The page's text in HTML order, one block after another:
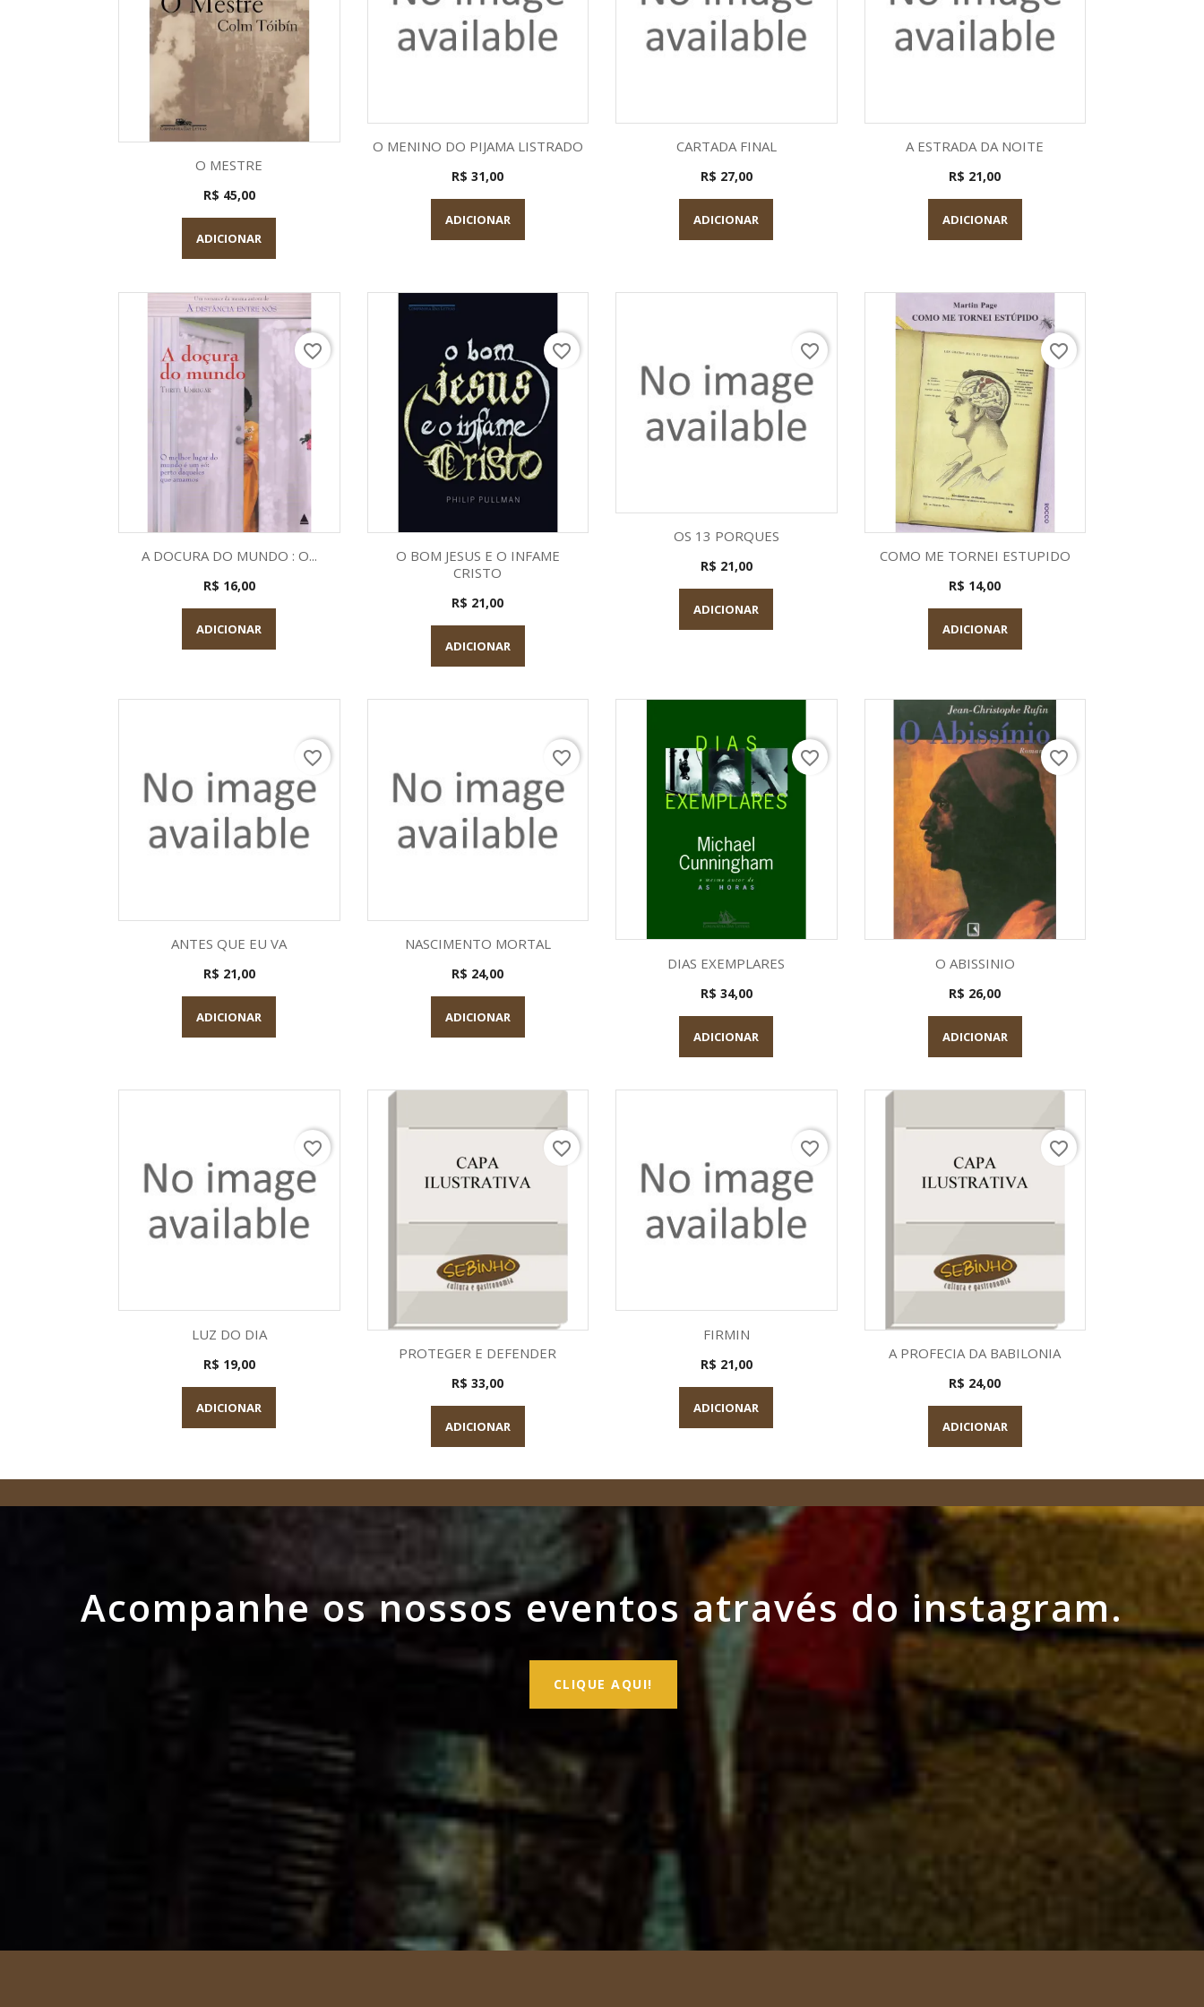
Visualização rápida
O MESTRE
R$ 45,00
ADICIONAR
Visualização rápida
O MENINO DO PIJAMA LISTRADO
R$ 31,00
ADICIONAR
Visualização rápida
CARTADA FINAL
R$ 27,00
ADICIONAR
Visualização rápida
A ESTRADA DA NOITE
R$ 21,00
ADICIONAR
Visualização rápida
A DOCURA DO MUNDO : O...
R$ 16,00
ADICIONAR
favorite_border
Visualização rápida
O BOM JESUS E O INFAME
CRISTO
R$ 21,00
ADICIONAR
favorite_border
Visualização rápida
OS 13 PORQUES
R$ 21,00
ADICIONAR
favorite_border
Visualização rápida
COMO ME TORNEI ESTUPIDO
R$ 14,00
ADICIONAR
favorite_border
Visualização rápida
ANTES QUE EU VA
R$ 21,00
ADICIONAR
favorite_border
Visualização rápida
NASCIMENTO MORTAL
R$ 24,00
ADICIONAR
favorite_border
Visualização rápida
DIAS EXEMPLARES
R$ 34,00
ADICIONAR
favorite_border
Visualização rápida
O ABISSINIO
R$ 26,00
ADICIONAR
favorite_border
Visualização rápida
LUZ DO DIA
R$ 19,00
ADICIONAR
favorite_border
Visualização rápida
PROTEGER E DEFENDER
R$ 33,00
ADICIONAR
favorite_border
Visualização rápida
FIRMIN
R$ 21,00
ADICIONAR
favorite_border
Visualização rápida
A PROFECIA DA BABILONIA
R$ 24,00
ADICIONAR
favorite_border
Acompanhe os nossos eventos através do instagram.
CLIQUE AQUI!